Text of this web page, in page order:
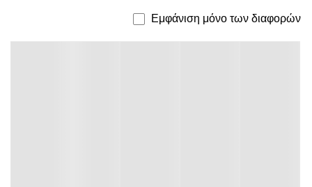
Εμφάνιση μόνο των διαφορών